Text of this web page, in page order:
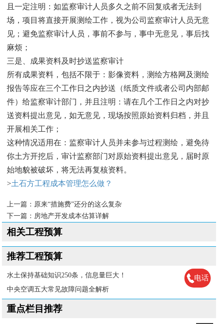
且一定注明：如监察审计人员多久之前不回复或者无法到
场，项目将直接开展测绘工作，视为公司监察审计人员无意
见；避免监察审计人员，事前不参与，事中无意见，事后找
麻烦；
三是、成果资料及时抄送监察审计
所有成果资料，包括不限于：影像资料，测绘方格网及测绘
报告等应在三个工作日之内抄送（纸质文件或者公司内部邮
件）给监察审计部门，并且注明：请在几个工作日之内对抄
送资料提出意见，如无意见，现场按照原始资料归档，并且
开展相关工作；
这种情况适用在：监察审计人员并未参与过程测绘，避免待
你土方开挖后，审计监察部门对原始资料提出意见，届时原
始地貌被破坏，将无法再复核资料。
>土石方工程成本管理怎么做？
上一篇： 原来“措施费”还分的这么复杂
下一篇： 房地产开发成本估算详解
相关工程预算
推荐工程预算
水土保持基础知识250条，信息量巨大！
中央空调五大常见故障问题全解析
重点栏目推荐
电话